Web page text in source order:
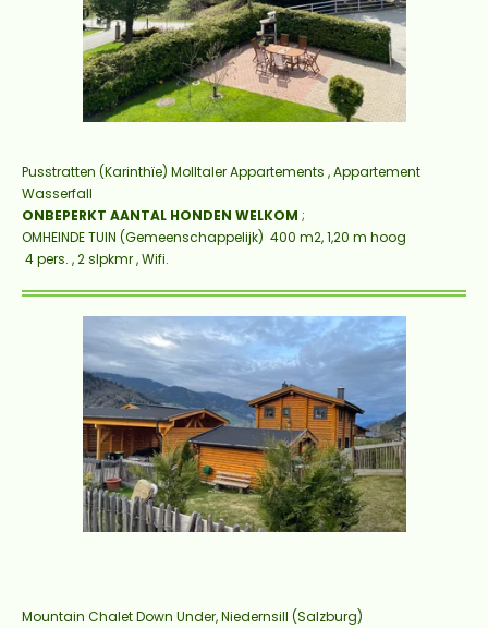
Pusstratten (Karinthïe) Molltaler Appartements , Appartement
Wasserfall
ONBEPERKT AANTAL HONDEN WELKOM ;
OMHEINDE TUIN (Gemeenschappelijk) 400 m2, 1,20 m hoog
4 pers. , 2 slpkmr , Wifi.
Mountain Chalet Down Under, Niedernsill (Salzburg)